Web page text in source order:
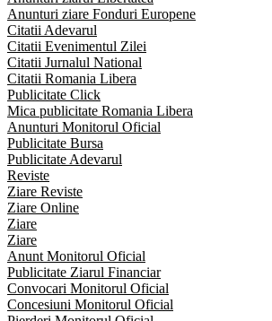
Anunturi ziare Fonduri Europene
Citatii Adevarul
Citatii Evenimentul Zilei
Citatii Jurnalul National
Citatii Romania Libera
Publicitate Click
Mica publicitate Romania Libera
Anunturi Monitorul Oficial
Publicitate Bursa
Publicitate Adevarul
Reviste
Ziare Reviste
Ziare Online
Ziare
Ziare
Anunt Monitorul Oficial
Publicitate Ziarul Financiar
Convocari Monitorul Oficial
Concesiuni Monitorul Oficial